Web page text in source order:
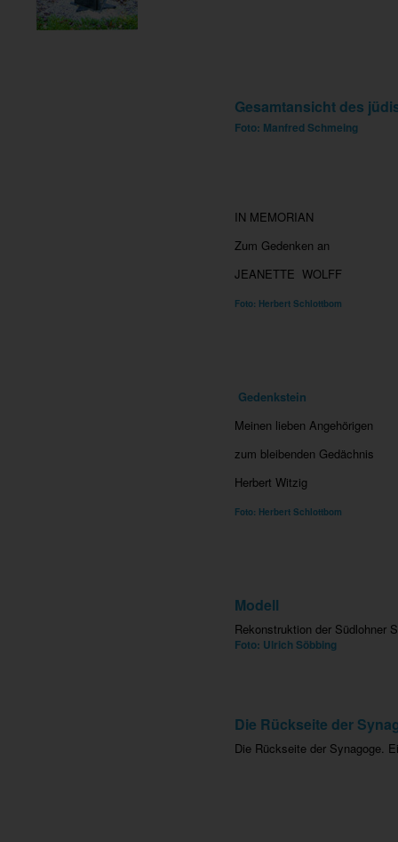
Gesamtansicht des
Foto: Manfred Schmeing
IN MEMORIAN
Zum Gedenken an
JEANETTE WOLFF
Foto: Herbert Schlottbom
Gedenkstein
Meinen lieben Angehörigen
zum bleibenden Gedächnis
Herbert Witzig
Foto: Herbert Schlottbom
Modell
Rekonstruktion der Südlohner
Foto: Ulrich Söbbing
Die Rückseite der
Die Rückseite der Synagoge.